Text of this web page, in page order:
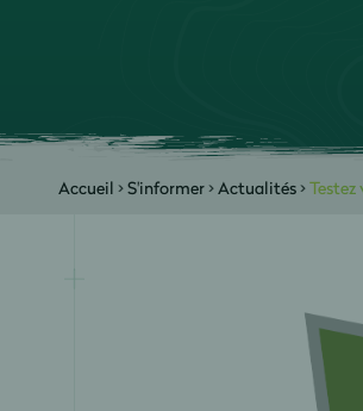
Accueil >S'informer>Actualités>Testez